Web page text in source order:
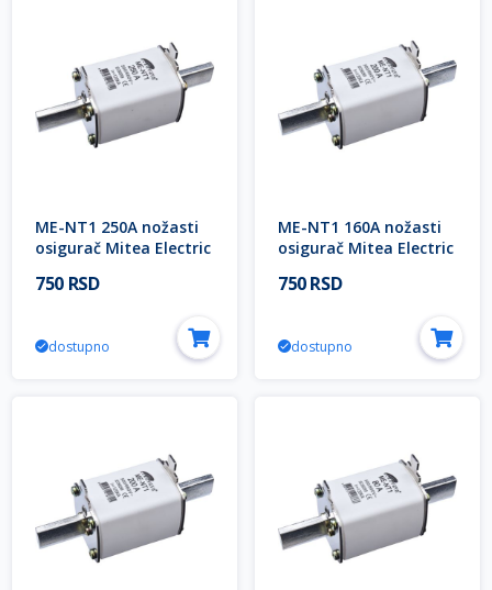
ME-NT1 250A nožasti
osigurač Mitea Electric
750 RSD
dostupno
ME-NT1 160A nožasti
osigurač Mitea Electric
750 RSD
dostupno